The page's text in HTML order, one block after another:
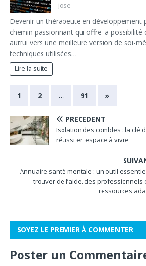
jose
Devenir un thérapeute en développement
chemin passionnant qui offre la possibilité
autrui vers une meilleure version de soi-
techniques utilisées…
Lire la suite
1 2 … 91 »
PRÉCÉDENT
Isolation des combles : la clé
réussi en espace à vivre
Annuaire santé mentale : un outil
trouver de l’aide, des professionnels
ressources
SOYEZ LE PREMIER À COMMENTER
Poster un